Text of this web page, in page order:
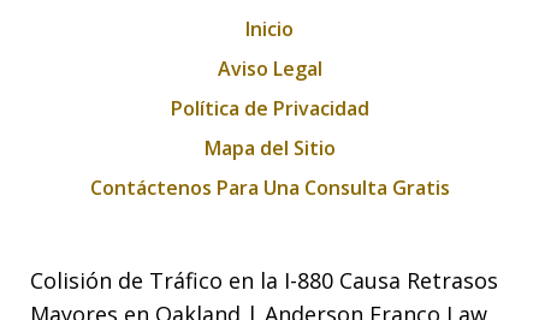
Inicio
Aviso Legal
Política de Privacidad
Mapa del Sitio
Contáctenos Para Una Consulta Gratis
Colisión de Tráfico en la I-880 Causa Retrasos
Mayores en Oakland | Anderson Franco Law